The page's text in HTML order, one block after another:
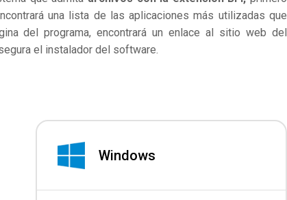
una lista de las aplicaciones más utilizadas que
del programa, encontrará un enlace al sitio web del
el instalador del software.
Windows